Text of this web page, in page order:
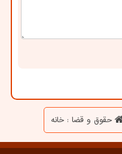
حقوق و قضا : خانه